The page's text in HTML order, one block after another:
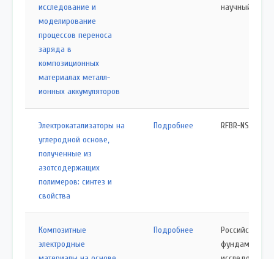
исследование и
моделирование
процессов переноса
заряда в
композиционных
материалах металл-
ионных аккумуляторов
научный фонд
Электрокатализаторы на
углеродной основе,
полученные из
азотсодержащих
полимеров: синтез и
свойства
Подробнее RFBR-NSFC
Композитные
электродные
Подробнее
Российский